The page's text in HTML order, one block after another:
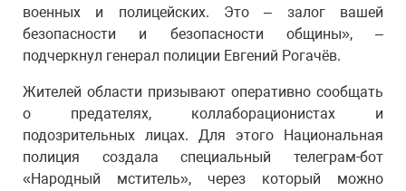
военных и полицейских. Это – залог вашей
безопасности и безопасности общины», –
подчеркнул генерал полиции Евгений Рогачёв.
Жителей области призывают оперативно сообщать
о предателях, коллаборационистах и
подозрительных лицах. Для этого Национальная
полиция создала специальный телеграм-бот
«Народный мститель», через который можно